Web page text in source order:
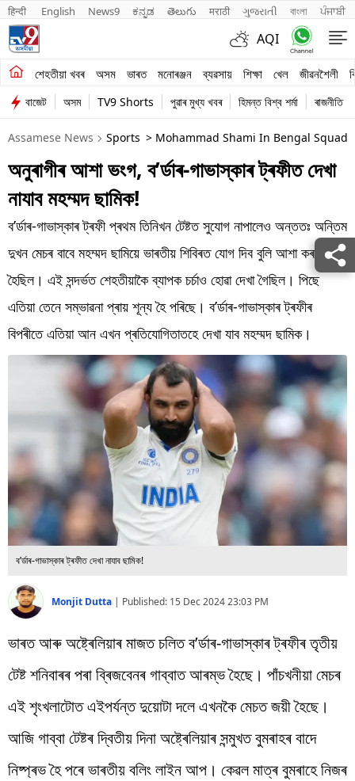
हिन्दी English News9 ಕನ್ನಡ తెలుగు मराठी ગુજરાતી বাংলা ਪੰਜਾਬੀ
AQI
শেহতীয়া খবৰ অসম ভাৰত মনোৰঞ্জন ব্যৱসায় শিক্ষা খেল জীৱনশৈলী
শেহতীয়া খবৰ
অসম
ভাৰত
মনোৰঞ্জন
ব্যৱসায়
শিক্ষা
খেল
জীৱনশৈলী
বিশ্ব
Videos
বাজেট অসম TV9 Shorts পুৱাৰ মুখ্য খবৰ হিমন্ত বিশ্ব শৰ্মা ৰাজনীতি
Assamese News Sports > Mohammad Shami In Bengal Squad
অনুৰাগীৰ আশা ভংগ, ব’ৰ্ডাৰ-গাভাস্কাৰ ট্ৰফীত দেখা
নাযাব মহম্মদ ছামিক!
ব’ৰ্ডাৰ-গাভাস্কাৰ ট্ৰফী প্ৰথম তিনিখন টেষ্টত সুযোগ নাপালেও অন্ততঃ অন্তিম
দুখন মেচৰ বাবে মহম্মদ ছামিয়ে ভাৰতীয় শিবিৰত যোগ দিব বুলি আশা কৰা
হৈছিল। এই সন্দৰ্ভত শেহতীয়াকৈ ব্যাপক চৰ্চাও হোৱা দেখা গৈছিল। পিছে
এতিয়া তেনে সম্ভাৱনা প্ৰায় শূন্য হৈ পৰিছে। ব’ৰ্ডাৰ-গাভাস্কাৰ ট্ৰফীৰ
বিপৰীতে এতিয়া আন এখন প্ৰতিযোগিতাতহে দেখা যাব মহম্মদ ছামিক।
ব’ৰ্ডাৰ-গাভাস্কাৰ ট্ৰফীত দেখা নাযাব ছামিক!
Monjit Dutta | Published: 15 Dec 2024 23:03 PM
ভাৰত আৰু অষ্ট্ৰেলিয়াৰ মাজত চলিত ব’ৰ্ডাৰ-গাভাস্কাৰ ট্ৰফীৰ তৃতীয়
টেষ্ট শনিবাৰৰ পৰা ব্ৰিজবেনৰ গাব্বাত আৰম্ভ হৈছে। পাঁচখনীয়া মেচৰ
এই শৃংখলাটোত এইপৰ্যন্ত দুয়োটা দলে এখনকৈ মেচত জয়ী হৈছে।
আজি গাব্বা টেষ্টৰ দ্বিতীয় দিনা অষ্ট্ৰেলিয়াৰ সন্মুখত বুমৰাহৰ বাদে
নিষ্প্ৰভ হৈ পৰে ভাৰতীয় বলিং লাইন আপ। কেৱল মাত্ৰ বুমৰাহে নিজৰ